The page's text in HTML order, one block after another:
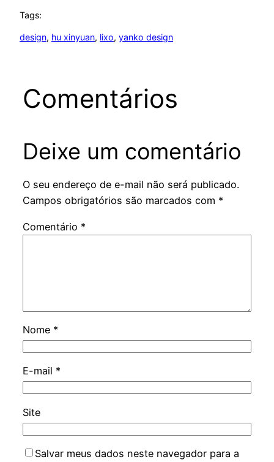
Tags:
design, hu xinyuan, lixo, yanko design
Comentários
Deixe um comentário
O seu endereço de e-mail não será publicado.
Campos obrigatórios são marcados com *
Comentário *
Nome *
E-mail *
Site
Salvar meus dados neste navegador para a